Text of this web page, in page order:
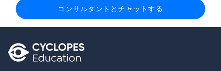
コンサルタントとチャットする